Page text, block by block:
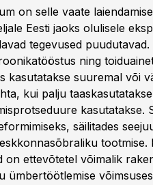
on selle vaate
Eesti jaoks olulisele
tegevused
ning
kasutatakse suuremal või
kui palju
kasutatakse.
säilitades
tootmise.
on ettevõtetel võimalik
ümbertöötlemise